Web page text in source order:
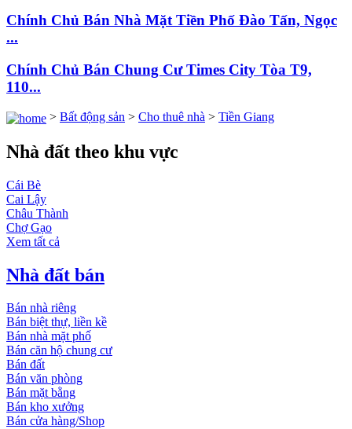
Chính Chủ Bán Nhà Mặt Tiền Phố Đào Tấn, Ngọc
...
Chính Chủ Bán Chung Cư Times City Tòa T9,
110...
> Bất động sản > Cho thuê nhà > Tiền Giang
Nhà đất theo khu vực
Cái Bè
Cai Lậy
Châu Thành
Chợ Gạo
Xem tất cả
Nhà đất bán
Bán nhà riêng
Bán biệt thự, liền kề
Bán nhà mặt phố
Bán căn hộ chung cư
Bán đất
Bán văn phòng
Bán mặt bằng
Bán kho xưởng
Bán cửa hàng/Shop